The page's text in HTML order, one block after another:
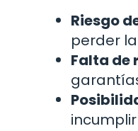
Riesgo
perder
Falta de